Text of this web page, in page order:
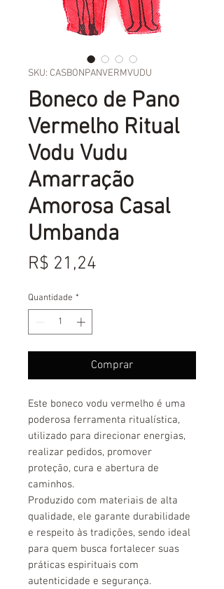
SKU: CASBONPANVERMVUDU
Boneco de Pano
Vermelho Ritual
Vodu Vudu
Amarração
Amorosa Casal
Umbanda
R$ 21,24
Quantidade *
Comprar
Este boneco vodu vermelho é uma
poderosa ferramenta ritualística,
utilizado para direcionar energias,
realizar pedidos, promover
proteção, cura e abertura de
caminhos.
Produzido com materiais de alta
qualidade, ele garante durabilidade
e respeito às tradições, sendo ideal
para quem busca fortalecer suas
práticas espirituais com
autenticidade e segurança.